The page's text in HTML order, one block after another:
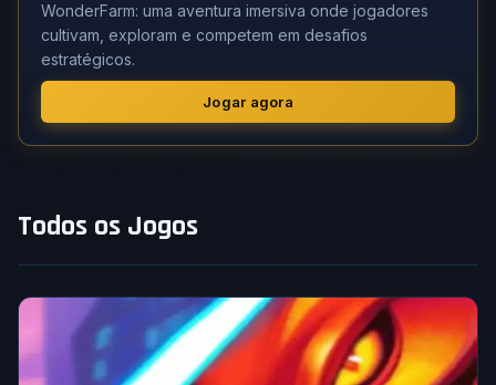
WonderFarm: uma aventura imersiva onde jogadores
cultivam, exploram e competem em desafios
estratégicos.
Jogar agora
Todos os Jogos